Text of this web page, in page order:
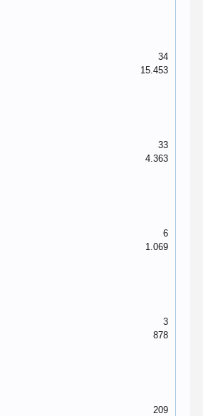
34
15.453
33
4.363
6
1.069
3
878
209